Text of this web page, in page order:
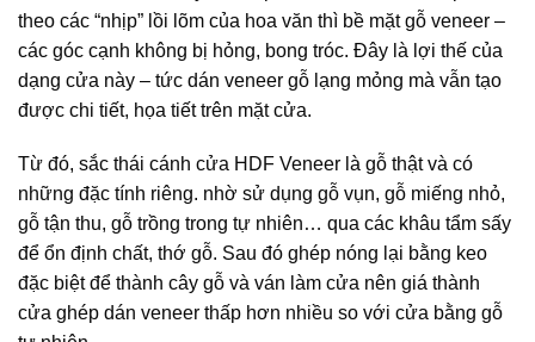
theo các “nhịp” lồi lõm của hoa văn thì bề mặt gỗ veneer –
các góc cạnh không bị hỏng, bong tróc. Đây là lợi thế của
dạng cửa này – tức dán veneer gỗ lạng mỏng mà vẫn tạo
được chi tiết, họa tiết trên mặt cửa.
Từ đó, sắc thái cánh cửa HDF Veneer là gỗ thật và có
những đặc tính riêng. nhờ sử dụng gỗ vụn, gỗ miếng nhỏ,
gỗ tận thu, gỗ trồng trong tự nhiên… qua các khâu tẩm sấy
để ổn định chất, thớ gỗ. Sau đó ghép nóng lại bằng keo
đặc biệt để thành cây gỗ và ván làm cửa nên giá thành
cửa ghép dán veneer thấp hơn nhiều so với cửa bằng gỗ